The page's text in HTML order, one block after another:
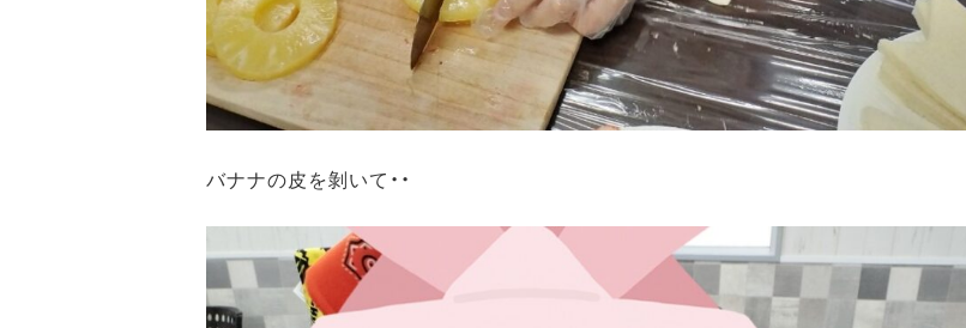
バナナの皮を剝いて・・